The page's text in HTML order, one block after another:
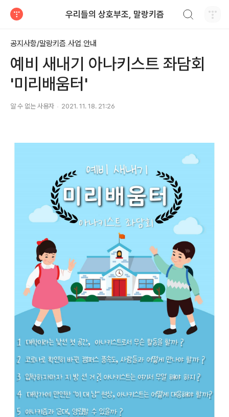
우리들의 상호부조, 말랑키즘
공지사항/말랑키즘 사업 안내
예비 새내기 아나키스트 좌담회
'미리배움터'
알 수 없는 사용자 2021. 11. 18. 21:26